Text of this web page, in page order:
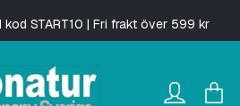
START10 | Fri frakt över 599 kr